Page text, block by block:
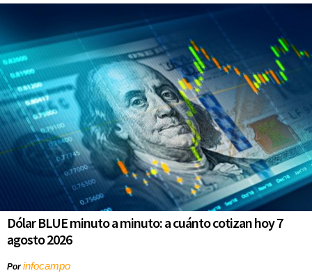
Dólar BLUE minuto a minuto: a cuánto cotizan hoy 7
agosto 2026
Porinfocampo